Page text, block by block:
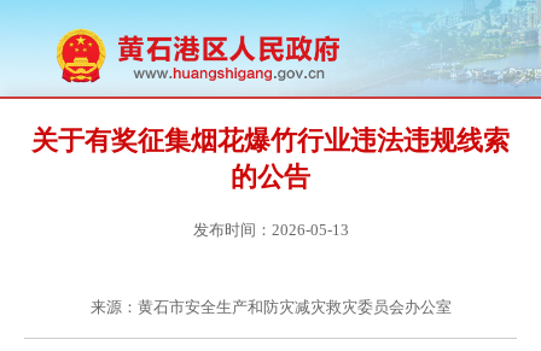
关于有奖征集烟花爆竹行业违法违规线索
的公告
发布时间：2026-05-13
来源：黄石市安全生产和防灾减灾救灾委员会办公室